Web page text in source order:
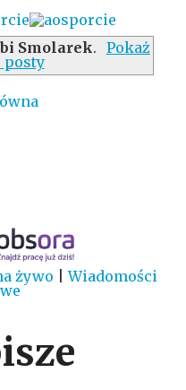
Smolarek. Pokaż
posty
żywo |Wiadomości